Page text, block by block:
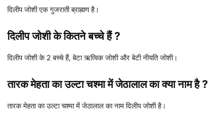
दिलीप जोशी एक गुजराती ब्राह्मण है।
दिलीप जोशी के कितने बच्चे हैं ?
दिलीप जोशी के 2 बच्चे हैं, बेटा ऋत्विक जोशी और बेटी नीयति जोशी।
तारक मेहता का उल्टा चश्मा में जेठालाल का क्या नाम है ?
तारक मेहता का उल्टा चश्मा में जेठालाल का नाम दिलीप जोशी है।